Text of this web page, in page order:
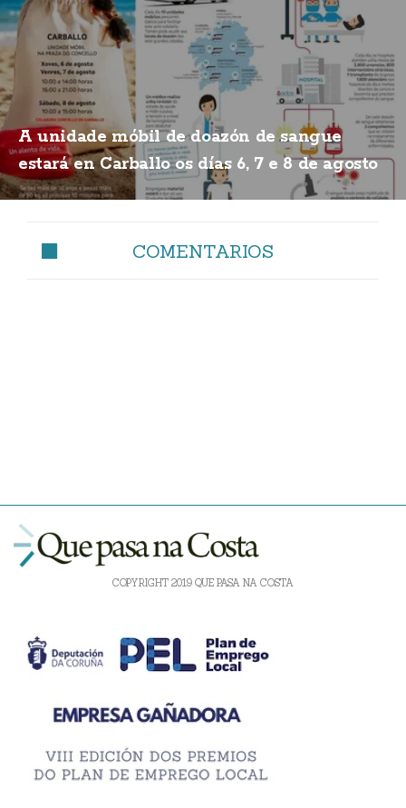
A unidade móbil de doazón de sangue
estará en Carballo os días 6, 7 e 8 de agosto
COMENTARIOS
COPYRIGHT 2019 QUE PASA NA COSTA